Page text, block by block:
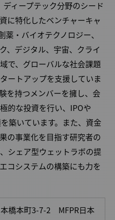
ィープテック分野のシード
に特化したベンチャーキャ
薬・バイオテクノロジー、
、デジタル、宇宙、クライ
で、グローバルな社会課題
ートアップを支援していま
を持つメンバーを擁し、会
的な投資を行い、IPOや
築いています。また、資金
の事業化を目指す研究者の
シェア型ウェットラボの提
コシステムの構築にも力を
橋本町3-7-2 MFPR日本